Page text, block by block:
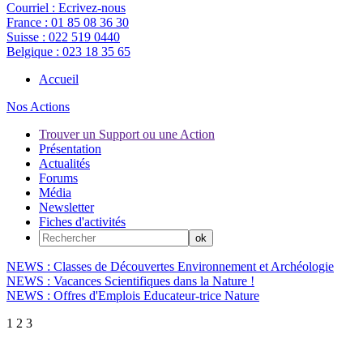
Courriel : Ecrivez-nous
France : 01 85 08 36 30
Suisse : 022 519 0440
Belgique : 023 18 35 65
Accueil
Nos Actions
Trouver un Support ou une Action
Présentation
Actualités
Forums
Média
Newsletter
Fiches d'activités
NEWS : Classes de Découvertes Environnement et Archéologie
NEWS : Vacances Scientifiques dans la Nature !
NEWS : Offres d'Emplois Educateur-trice Nature
1 2 3